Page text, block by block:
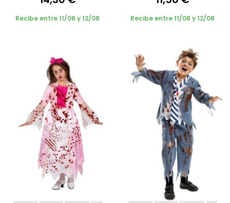
Recibe entre 11/08 y 12/08 Recibe entre 11/08 y 12/08